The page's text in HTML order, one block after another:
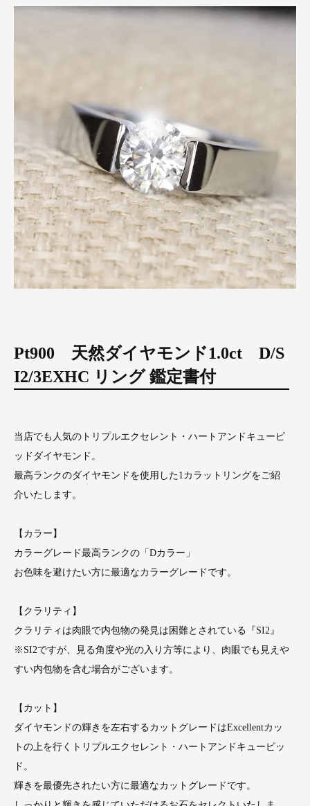
Pt900 天然ダイヤモンド1.0ct D/S
I2/3EXHC リング 鑑定書付
当店でも人気のトリプルエクセレント・ハートアンドキューピ
ッドダイヤモンド。
最高ランクのダイヤモンドを使用した1カラットリングをご紹
介いたします。
【カラー】
カラーグレード最高ランクの「Dカラー」
お色味を避けたい方に最適なカラーグレードです。
【クラリティ】
クラリティは肉眼で内包物の発見は困難とされている『SI2』
※SI2ですが、見る角度や光の入り方等により、肉眼でも見えや
すい内包物を含む場合がございます。
【カット】
ダイヤモンドの輝きを左右するカットグレードはExcellentカッ
トの上を行くトリプルエクセレント・ハートアンドキューピッ
ド。
輝きを最優先されたい方に最適なカットグレードです。